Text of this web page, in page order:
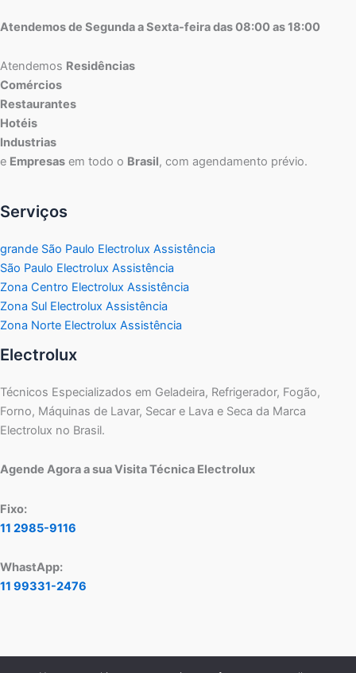
Atendemos de Segunda a Sexta-feira das 08:00 as 18:00
Atendemos Residências
Comércios
Restaurantes
Hotéis
Industrias
e Empresas em todo o Brasil, com agendamento prévio.
Serviços
grande São Paulo Electrolux Assistência
São Paulo Electrolux Assistência
Zona Centro Electrolux Assistência
Zona Sul Electrolux Assistência
Zona Norte Electrolux Assistência
Electrolux
Técnicos Especializados em Geladeira, Refrigerador, Fogão,
Forno, Máquinas de Lavar, Secar e Lava e Seca da Marca
Electrolux no Brasil.
Agende Agora a sua Visita Técnica Electrolux
Fixo:
11 2985-9116
WhastApp:
11 99331-2476